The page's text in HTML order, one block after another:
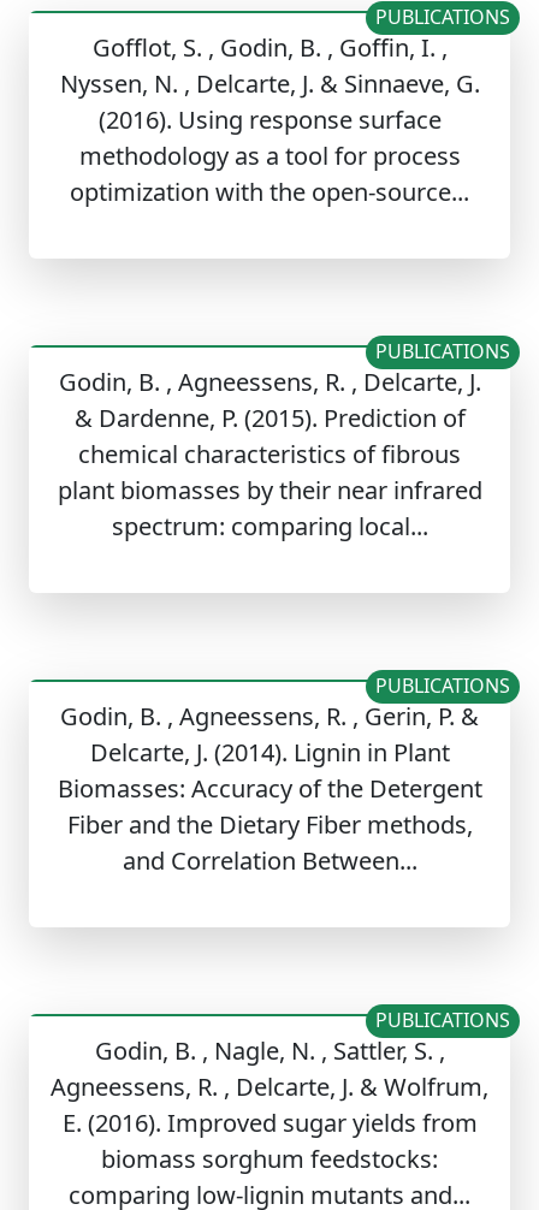
Gofflot, S. , Godin, B. , Goffin, I. ,
Nyssen, N. , Delcarte, J. & Sinnaeve, G.
(2016). Using response surface
methodology as a tool for process
optimization with the open-source...
PUBLICATIONS
Godin, B. , Agneessens, R. , Delcarte, J.
& Dardenne, P. (2015). Prediction of
chemical characteristics of fibrous
plant biomasses by their near infrared
spectrum: comparing local...
PUBLICATIONS
Godin, B. , Agneessens, R. , Gerin, P. &
Delcarte, J. (2014). Lignin in Plant
Biomasses: Accuracy of the Detergent
Fiber and the Dietary Fiber methods,
and Correlation Between...
PUBLICATIONS
Godin, B. , Nagle, N. , Sattler, S. ,
Agneessens, R. , Delcarte, J. & Wolfrum,
E. (2016). Improved sugar yields from
biomass sorghum feedstocks:
comparing low-lignin mutants and...
PUBLICATIONS